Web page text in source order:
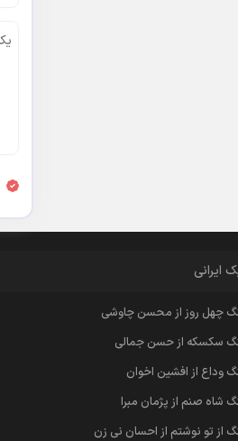
ایرانی
چهل روز از محسن چاوشی
سکسکه از حسن جمالی
وداع از افشين اخوان
شاه صنم از پژمان مبرا
از تو نوشتم از احسان نی زن